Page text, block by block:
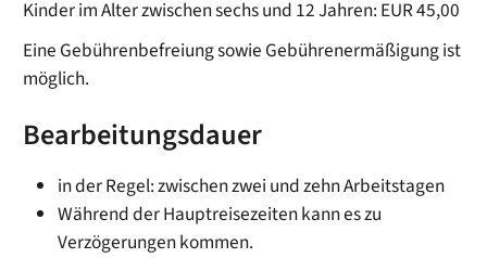
Kinder im Alter zwischen sechs und 12 Jahren: EUR 45,00
Eine Gebührenbefreiung sowie Gebührenermäßigung ist
möglich.
Bearbeitungsdauer
in der Regel: zwischen zwei und zehn Arbeitstagen
Während der Hauptreisezeiten kann es zu
Verzögerungen kommen.